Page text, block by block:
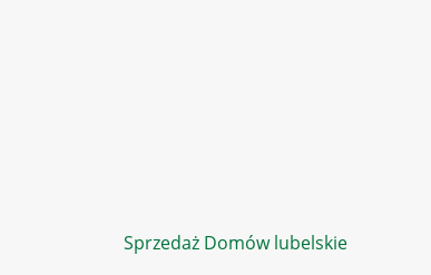
Sprzedaż Domów lubelskie